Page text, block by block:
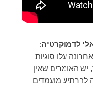
לדמוקרטיה:
עלו סוגיות
יש האומרים שאין
להרתיע מועמדים